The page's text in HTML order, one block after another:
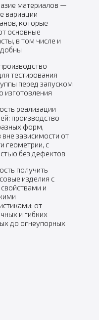
материалов —
вариации
которые
основные
в том числе и
тестирования
перед запуском
изготовления
реализации
производство
форм,
зависимости от
геометрии, с
без дефектов
получить
изделия с
и
от
и гибких
до огнеупорных